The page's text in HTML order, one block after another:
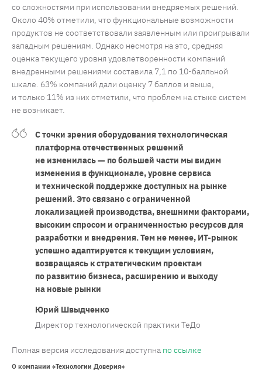
со сложностями при использовании внедряемых решений.
Около 40% отметили, что функциональные возможности
продуктов не соответствовали заявленным или проигрывали
западным решениям. Однако несмотря на это, средняя
оценка текущего уровня удовлетворенности компаний
внедренными решениями составила 7,1 по 10-балльной
шкале. 63% компаний дали оценку 7 баллов и выше,
и только 11% из них отметили, что проблем на стыке систем
не возникает.
С точки зрения оборудования технологическая
платформа отечественных решений
не изменилась — по большей части мы видим
изменения в функционале, уровне сервиса
и технической поддержке доступных на рынке
решений. Это связано с ограниченной
локализацией производства, внешними факторами,
высоким спросом и ограниченностью ресурсов для
разработки и внедрения. Тем не менее, ИТ-рынок
успешно адаптируется к текущим условиям,
возвращаясь к стратегическим проектам
по развитию бизнеса, расширению и выходу
на новые рынки
Юрий Швыдченко
Директор технологической практики ТеДо
Полная версия исследования доступна по ссылке
О компании «Технологии Доверия»